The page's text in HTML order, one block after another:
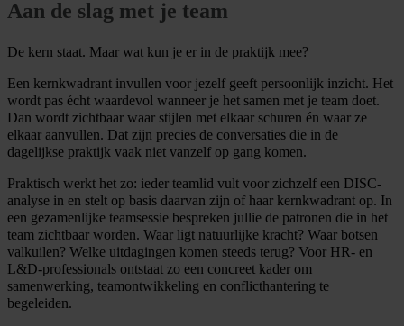
Aan de slag met je team
De kern staat. Maar wat kun je er in de praktijk mee?
Een kernkwadrant invullen voor jezelf geeft persoonlijk inzicht. Het
wordt pas écht waardevol wanneer je het samen met je team doet.
Dan wordt zichtbaar waar stijlen met elkaar schuren én waar ze
elkaar aanvullen. Dat zijn precies de conversaties die in de
dagelijkse praktijk vaak niet vanzelf op gang komen.
Praktisch werkt het zo: ieder teamlid vult voor zichzelf een DISC-
analyse in en stelt op basis daarvan zijn of haar kernkwadrant op. In
een gezamenlijke teamsessie bespreken jullie de patronen die in het
team zichtbaar worden. Waar ligt natuurlijke kracht? Waar botsen
valkuilen? Welke uitdagingen komen steeds terug? Voor HR- en
L&D-professionals ontstaat zo een concreet kader om
samenwerking, teamontwikkeling en conflicthantering te
begeleiden.